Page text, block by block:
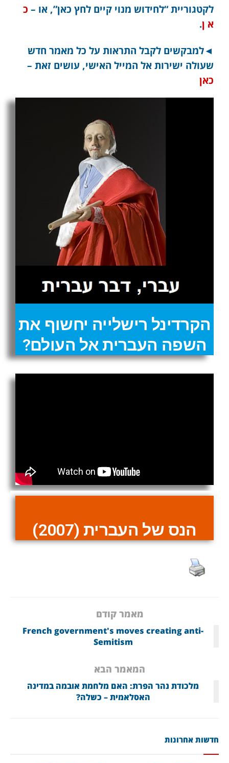
לקטגוריית “לחידוש מנוי קיים לחץ כאן”, או – כ
א ן.
◄למבקשים לקבל התראות על כל מאמר חדש
שעולה ישירות אל המייל האישי, עושים זאת –
כאן
הקרדינל רישלייה יחשוף את
השפה העברית אל העולם?
הנס של העברית (2007)
מאמר קודם
French government's moves creating anti-
Semitism
המאמר הבא
מלכודת נהר הפרת: האם מלחמת אובמה במדינה
האסלאמית – כשלה?
חדשות אחרונות